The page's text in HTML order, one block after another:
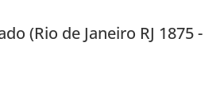
(Rio de Janeiro RJ 1875 -